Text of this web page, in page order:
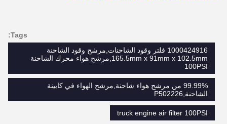
Tags:
1000424916 فلتر وقود الشاحنات,مرشح وقود الشاحنة
165.5mm x 91mm x 102.5mm,مرشح هواء محرك الشاحنة
100PSI
99.99% من مرشح هواء شاحنة,مرشح الهواء في كابينة
الشاحنة,P502226
truck engine air filter 100PSI